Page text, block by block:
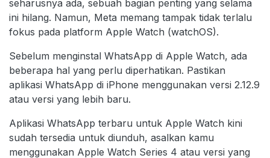
seharusnya ada, sebuah bagian penting yang selama
ini hilang. Namun, Meta memang tampak tidak terlalu
fokus pada platform Apple Watch (watchOS).
Sebelum menginstal WhatsApp di Apple Watch, ada
beberapa hal yang perlu diperhatikan. Pastikan
aplikasi WhatsApp di iPhone menggunakan versi 2.12.9
atau versi yang lebih baru.
Aplikasi WhatsApp terbaru untuk Apple Watch kini
sudah tersedia untuk diunduh, asalkan kamu
menggunakan Apple Watch Series 4 atau versi yang